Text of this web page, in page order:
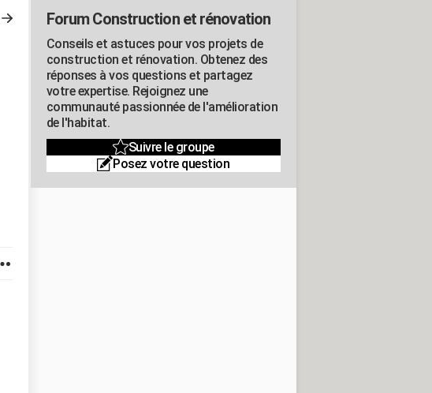
Forum Construction et rénovation
Conseils et astuces pour vos projets de
construction et rénovation. Obtenez des
réponses à vos questions et partagez
votre expertise. Rejoignez une
communauté passionnée de l'amélioration
de l'habitat.
Suivre le groupe
Posez votre question